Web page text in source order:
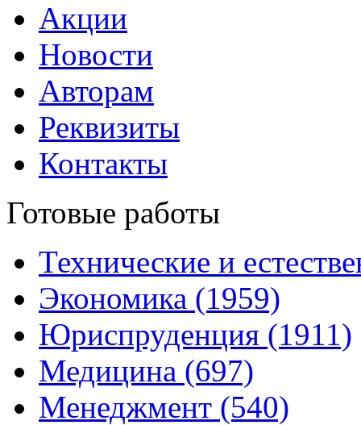
Акции
Новости
Авторам
Реквизиты
Контакты
Готовые работы
Технические и
Экономика (1959)
Юриспруденция (1911)
Медицина (697)
Менеджмент (540)